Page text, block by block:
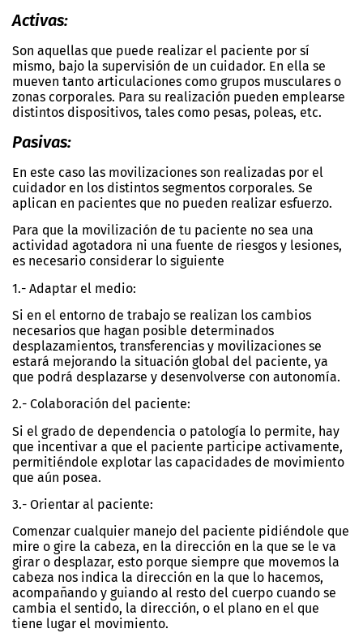
Activas:
Son aquellas que puede realizar el paciente por sí
mismo, bajo la supervisión de un cuidador. En ella se
mueven tanto articulaciones como grupos musculares o
zonas corporales. Para su realización pueden emplearse
distintos dispositivos, tales como pesas, poleas, etc.
Pasivas:
En este caso las movilizaciones son realizadas por el
cuidador en los distintos segmentos corporales. Se
aplican en pacientes que no pueden realizar esfuerzo.
Para que la movilización de tu paciente no sea una
actividad agotadora ni una fuente de riesgos y lesiones,
es necesario considerar lo siguiente
1.- Adaptar el medio:
Si en el entorno de trabajo se realizan los cambios
necesarios que hagan posible determinados
desplazamientos, transferencias y movilizaciones se
estará mejorando la situación global del paciente, ya
que podrá desplazarse y desenvolverse con autonomía.
2.- Colaboración del paciente:
Si el grado de dependencia o patología lo permite, hay
que incentivar a que el paciente participe activamente,
permitiéndole explotar las capacidades de movimiento
que aún posea.
3.- Orientar al paciente:
Comenzar cualquier manejo del paciente pidiéndole que
mire o gire la cabeza, en la dirección en la que se le va
girar o desplazar, esto porque siempre que movemos la
cabeza nos indica la dirección en la que lo hacemos,
acompañando y guiando al resto del cuerpo cuando se
cambia el sentido, la dirección, o el plano en el que
tiene lugar el movimiento.